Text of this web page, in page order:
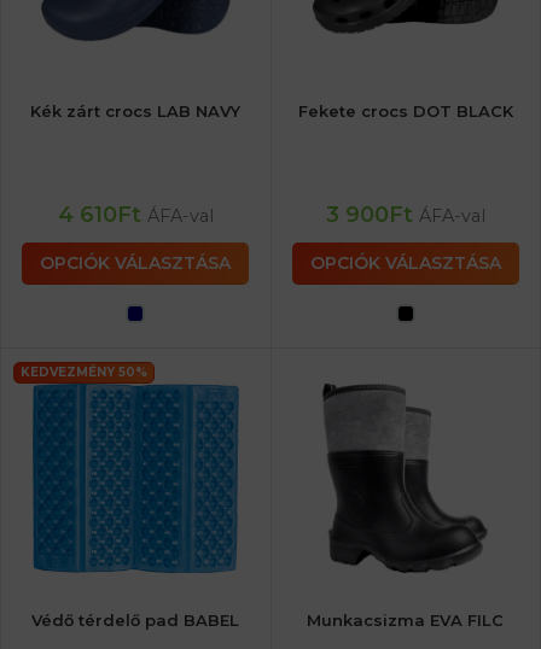
Kék zárt crocs LAB NAVY
4 610Ft ÁFA-val
OPCIÓK VÁLASZTÁSA
Fekete crocs DOT BLACK
3 900Ft ÁFA-val
OPCIÓK VÁLASZTÁSA
KEDVEZMÉNY 50%
Védő térdelő pad BABEL Munkacsizma EVA FILC